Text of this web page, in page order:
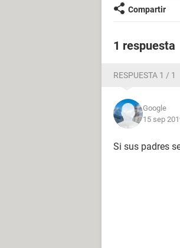
Compartir
1 respuesta
RESPUESTA 1 / 1
Google
15 sep
Si sus padres